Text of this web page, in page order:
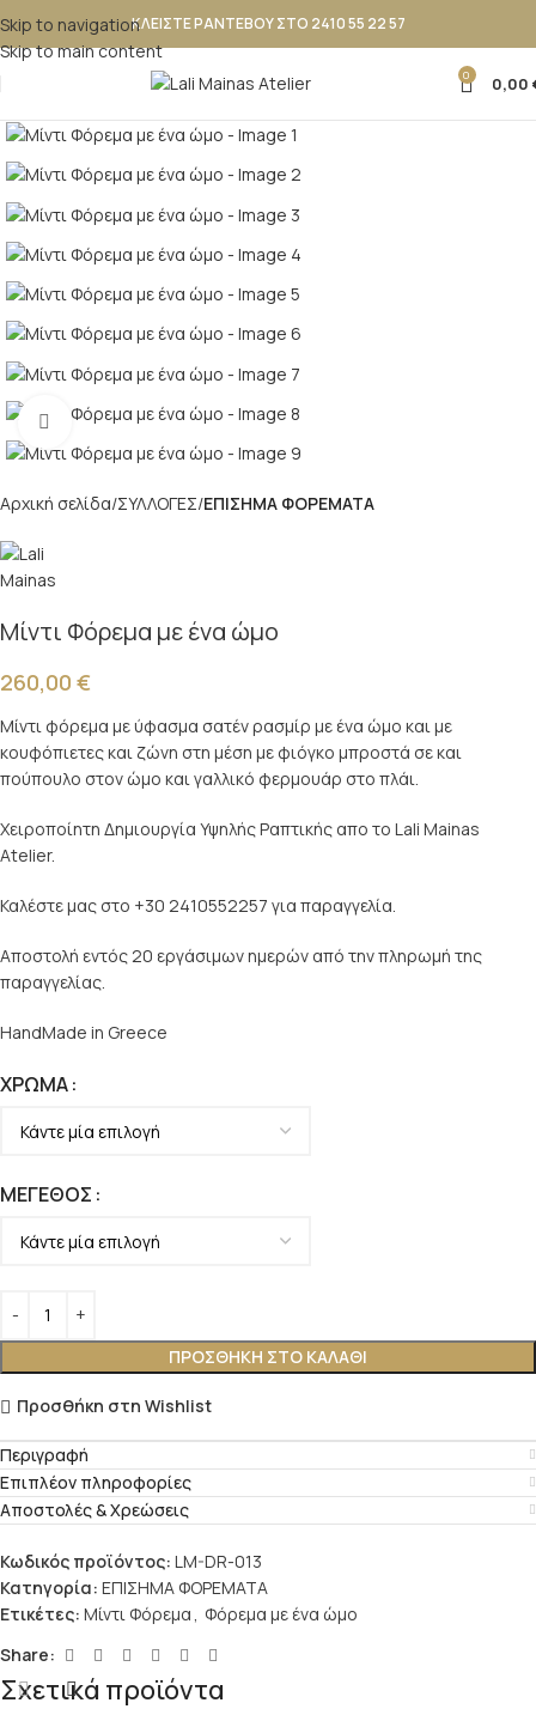
Skip to navigation
Skip to main content
ΚΛΕΙΣΤΕ ΡΑΝΤΕΒΟΥ ΣΤΟ 2410 55 22 57
0 0,00
Κλικ για μεγέθυνση
Αρχική σελίδα ΣΥΛΛΟΓΕΣ ΕΠΙΣΗΜΑ ΦΟΡΕΜΑΤΑ
Μίντι Φόρεμα με ένα ώμο
260,00 €
Μίντι φόρεμα με ύφασμα σατέν ρασμίρ με ένα ώμο και με
κουφόπιετες και ζώνη στη μέση με φιόγκο μπροστά σε και
πούπουλο στον ώμο και γαλλικό φερμουάρ στο πλάι.
Χειροποίητη Δημιουργία Υψηλής Ραπτικής απο το Lali Mainas
Atelier.
Καλέστε μας στο +30 2410552257 για παραγγελία.
Αποστολή εντός 20 εργάσιμων ημερών από την πληρωμή της
παραγγελίας.
HandMade in Greece
ΧΡΏΜΑ
ΜΈΓΕΘΟΣ
ΠΡΟΣΘΉΚΗ ΣΤΟ ΚΑΛΆΘΙ
Προσθήκη στη Wishlist
Περιγραφή
Επιπλέον πληροφορίες
Αποστολές & Χρεώσεις
Κωδικός προϊόντος: LM-DR-013
Κατηγορία: ΕΠΙΣΗΜΑ ΦΟΡΕΜΑΤΑ
Ετικέτες: Μίντι Φόρεμα, Φόρεμα με ένα ώμο
Share:
Σχετικά προϊόντα